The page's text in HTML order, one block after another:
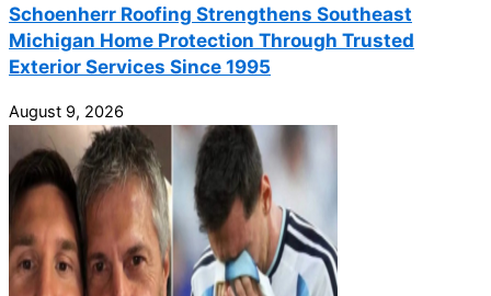
Schoenherr Roofing Strengthens Southeast
Michigan Home Protection Through Trusted
Exterior Services Since 1995
August 9, 2026